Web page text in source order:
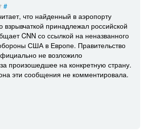
#
что найденный в аэропорту
взрывчаткой принадлежал российской
CNN со ссылкой на неназванного
США в Европе. Правительство
не возложило
за произошедшее на конкретную страну.
эти сообщения не комментировала.